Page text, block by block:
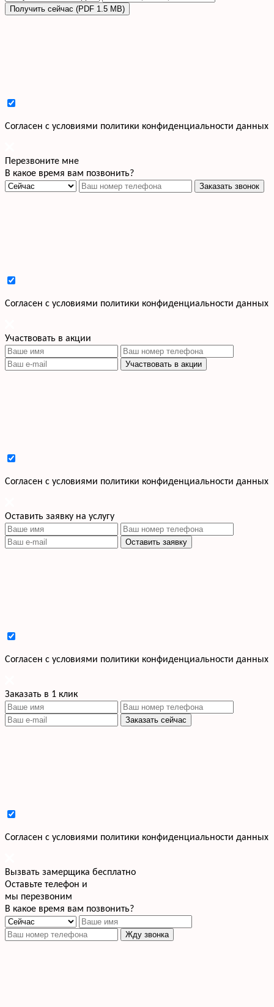
Получить сейчас (PDF 1.5 MB)
Cогласен с условиями политики конфиденциальности данных
Перезвоните мне
В какое время вам позвонить?
Заказать звонок
Cогласен с условиями политики конфиденциальности данных
Участвовать в акции
Участвовать в акции
Cогласен с условиями политики конфиденциальности данных
Оставить заявку на услугу
Оставить заявку
Cогласен с условиями политики конфиденциальности данных
Заказать в 1 клик
Заказать сейчас
Cогласен с условиями политики конфиденциальности данных
Вызвать замерщика бесплатно
Оставьте телефон и
мы перезвоним
В какое время вам позвонить?
Жду звонка